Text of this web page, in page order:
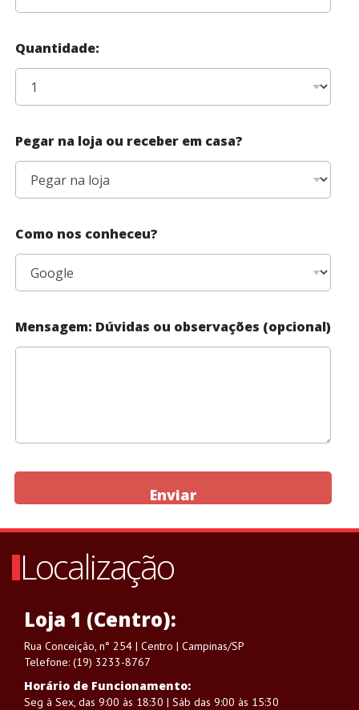
Quantidade:
Pegar na loja ou receber em casa?
Como nos conheceu?
Mensagem: Dúvidas ou observações (opcional)
Enviar
Localização
Loja 1 (Centro):
Rua Conceição, n° 254 | Centro | Campinas/SP
Telefone: (19) 3233-8767
Horário de Funcionamento:
Seg à Sex, das 9:00 às 18:30 | Sáb das 9:00 às 15:30